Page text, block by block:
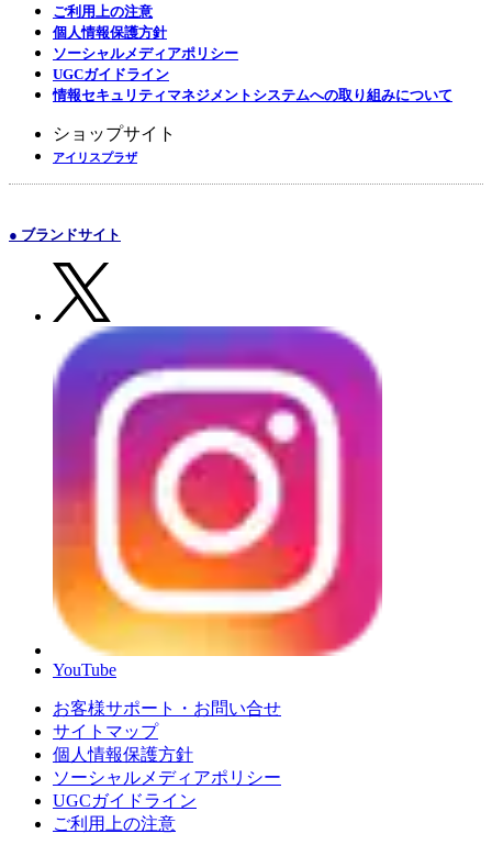
ご利用上の注意
個人情報保護方針
ソーシャルメディアポリシー
UGCガイドライン
情報セキュリティマネジメントシステムへの取り組みについて
ショップサイト
アイリスプラザ
● ブランドサイト
YouTube
お客様サポート・お問い合せ
サイトマップ
個人情報保護方針
ソーシャルメディアポリシー
UGCガイドライン
ご利用上の注意